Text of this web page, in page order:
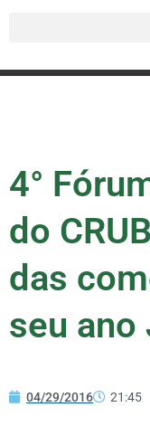
4°
do
das
seu ano
04/29/2016 21:45